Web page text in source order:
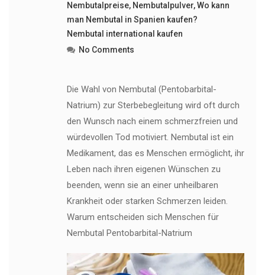
Nembutalpreise, Nembutalpulver,Wo kann
man Nembutal in Spanien kaufen?
Nembutal international kaufen
No Comments
Die Wahl von Nembutal (Pentobarbital-
Natrium) zur Sterbebegleitung wird oft durch
den Wunsch nach einem schmerzfreien und
würdevollen Tod motiviert. Nembutal ist ein
Medikament, das es Menschen ermöglicht, ihr
Leben nach ihren eigenen Wünschen zu
beenden, wenn sie an einer unheilbaren
Krankheit oder starken Schmerzen leiden.
Warum entscheiden sich Menschen für
Nembutal Pentobarbital-Natrium